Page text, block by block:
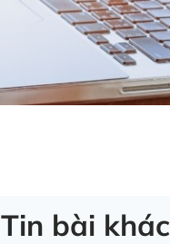
Tin bài khác